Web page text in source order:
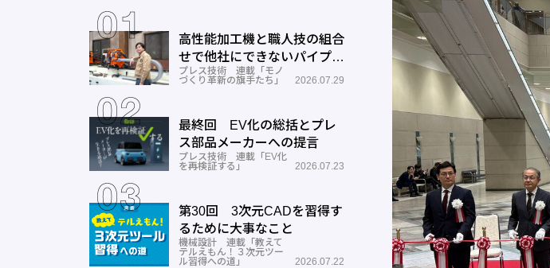
高性能加工機と職人技の組合
せで他社にできないパイプ曲
げを実現―ミナミ技研
プレス技術 連載「モノ
づくり革新の旗手たち」
2026.07.29
最終回 EV化の総括とプレ
ス部品メーカーへの提言
プレス技術 連載「EV化
を再検証する」
2026.07.23
第30回 3次元CADを習得す
るために大事なこと
機械設計 連載「教えて
テルえもん！３次元ツー
ル習得への道」
2026.07.22